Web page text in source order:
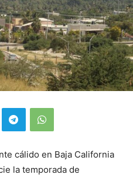
cálido en Baja California
la temporada de